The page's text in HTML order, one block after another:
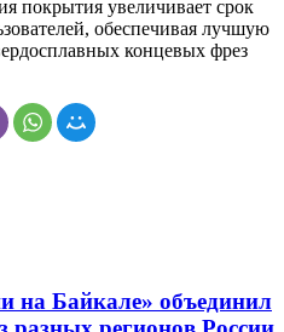
покрытия увеличивает срок
обеспечивая лучшую
концевых фрез
на Байкале» объединил